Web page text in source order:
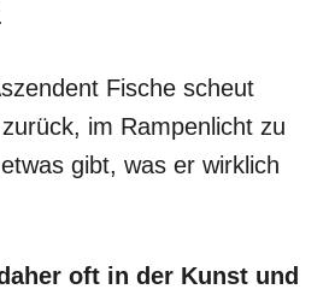
Fische scheut
im Rampenlicht zu
gibt, was er wirklich
oft in der Kunst und